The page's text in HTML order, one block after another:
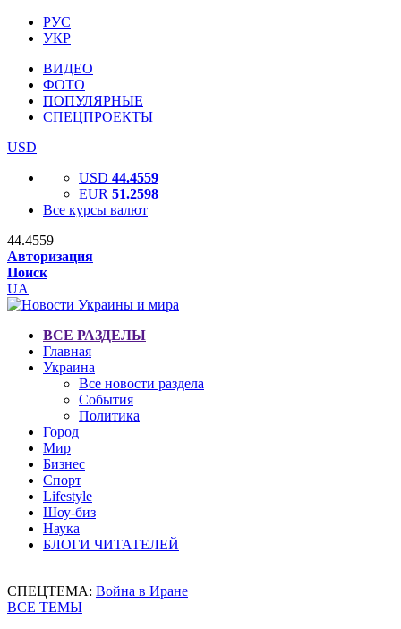
РУС
УКР
ВИДЕО
ФОТО
ПОПУЛЯРНЫЕ
СПЕЦПРОЕКТЫ
USD
USD 44.4559
EUR 51.2598
Все курсы валют
44.4559
Авторизация
Поиск
UA
ВСЕ РАЗДЕЛЫ
Главная
Украина
Все новости раздела
События
Политика
Город
Мир
Бизнес
Спорт
Lifestyle
Шоу-биз
Наука
БЛОГИ ЧИТАТЕЛЕЙ
СПЕЦТЕМА: Война в Иране
ВСЕ ТЕМЫ